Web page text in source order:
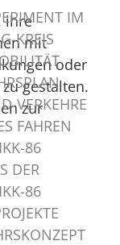
IM
KREIS
VERKEHRE
FAHREN
86
DER
86
ihre
mit
oder
gestalten.
zur